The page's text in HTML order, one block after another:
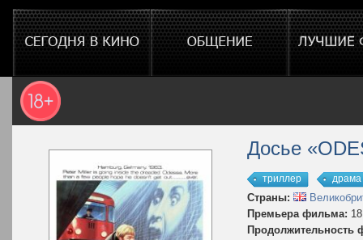
Досье
триллер драма
Страны:
Премьера фильма:
Продолжительность